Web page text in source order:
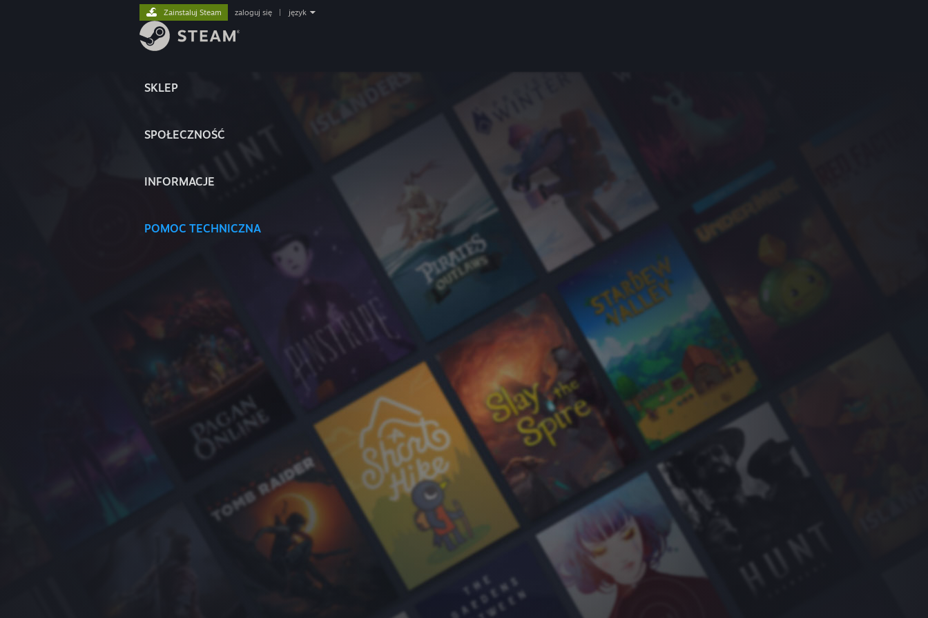
SKLEP
SPOŁECZNOŚĆ
INFORMACJE
POMOC TECHNICZNA
Zainstaluj Steam zaloguj się język